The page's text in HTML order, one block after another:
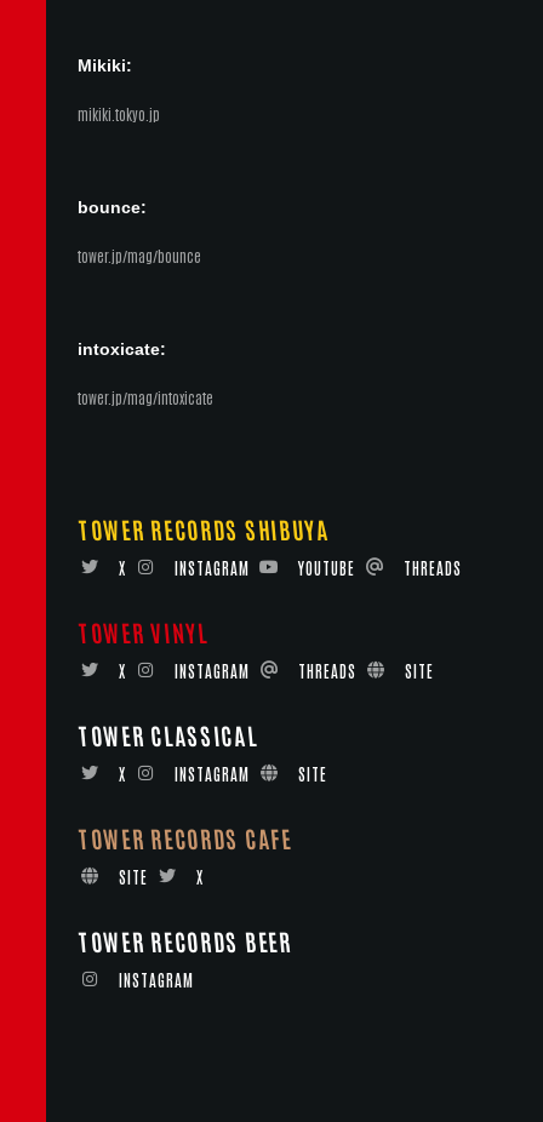
Mikiki:
mikiki.tokyo.jp
bounce:
tower.jp/mag/bounce
intoxicate:
tower.jp/mag/intoxicate
TOWER RECORDS SHIBUYA
X INSTAGRAM YOUTUBE THREADS
TOWER VINYL
X INSTAGRAM THREADS SITE
TOWER CLASSICAL
X INSTAGRAM SITE
TOWER RECORDS CAFE
SITE X
TOWER RECORDS BEER
INSTAGRAM